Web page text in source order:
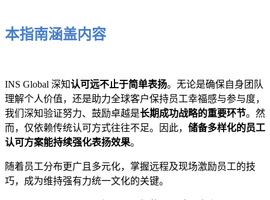
本指南涵盖内容
INS Global 深知认可远不止于简单表扬。无论是确保自身团队
理解个人价值，还是助力全球客户保持员工幸福感与参与度，
我们深知验证努力、鼓励卓越是长期成功战略的重要环节。然
而，仅依赖传统认可方式往往不足。因此， 储备多样化的员工
认可方案能持续强化表扬效果。
随着员工分布更广且多元化，掌握远程及现场激励员工的技
巧，成为维持强有力统一文化的关键。